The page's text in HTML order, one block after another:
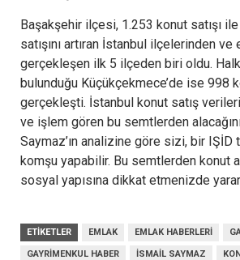
Başakşehir ilçesi, 1.253 konut satışı ile
satışını artıran İstanbul ilçelerinden ve
gerçekleşen ilk 5 ilçeden biri oldu.
bulunduğu Küçükçekmece’de ise 998
gerçekleşti. İstanbul konut satış
ve işlem gören bu semtlerden
Saymaz’ın analizine göre sizi, bir IŞİD
komşu yapabilir. Bu semtlerden konut
sosyal yapısına dikkat etmenizde
ETIKETLER EMLAK EMLAK HABERLERI
GAYRIMENKUL HABER İSMAIL SAYMAZ